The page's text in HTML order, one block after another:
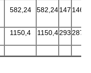
582,24 582,24147 146
1150,4 1150,4 293 287